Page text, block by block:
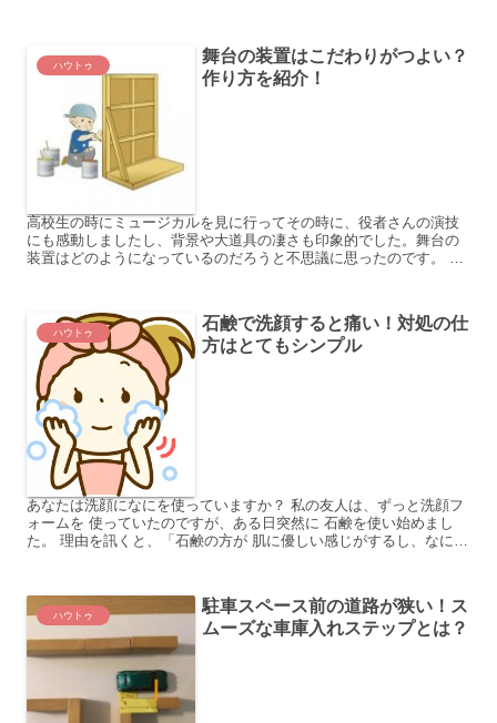
ハウトゥ
舞台の装置はこだわりがつよい？
作り方を紹介！
高校生の時にミュージカルを見に行ってその時に、役者さんの演技
にも感動しましたし、背景や大道具の凄さも印象的でした。舞台の
装置はどのようになっているのだろうと不思議に思ったのです。 同
ハウトゥ
石鹸で洗顔すると痛い！対処の仕
方はとてもシンプル
あなたは洗顔になにを使っていますか？ 私の友人は、ずっと洗顔フ
ォームを 使っていたのですが、ある日突然に 石鹸を使い始めまし
た。 理由を訊くと、「石鹸の方が 肌に優しい感じがするし、なによ
ハウトゥ
駐車スペース前の道路が狭い！ス
ムーズな車庫入れステップとは？